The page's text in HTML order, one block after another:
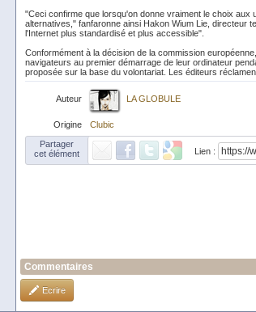
"Ceci confirme que lorsqu'on donne vraiment le choix aux
alternatives," fanfaronne ainsi Hakon Wium Lie, directeur
l'Internet plus standardisé et plus accessible".
Conformément à la décision de la commission
navigateurs au premier démarrage de leur ordinateur
proposée sur la base du volontariat. Les éditeurs
Auteur LA GLOBULE
Origine
Clubic
Partager
cet élément
Lien :
Commentaires
Ecrire